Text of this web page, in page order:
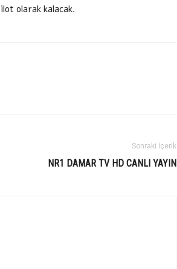
olarak kalacak.
Sonraki İçerik
NR1 DAMAR TV HD CANLI YAYIN